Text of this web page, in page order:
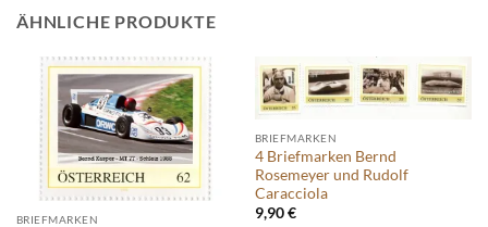
ÄHNLICHE PRODUKTE
BRIEFMARKEN
BRIEFMARKEN
4 Briefmarken Bernd
Rosemeyer und Rudolf
Caracciola
9,90€